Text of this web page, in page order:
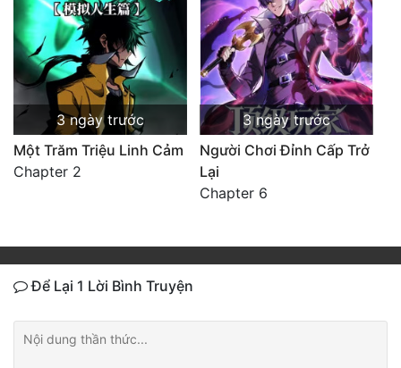
3 ngày trước
Một Trăm Triệu Linh Cảm
Chapter 2
3 ngày trước
Người Chơi Đỉnh Cấp Trở
Lại
Chapter 6
Để Lại 1 Lời Bình Truyện